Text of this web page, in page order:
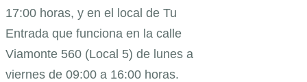
17:00 horas, y en el local de Tu
Entrada que funciona en la calle
Viamonte 560 (Local 5) de lunes a
viernes de 09:00 a 16:00 horas.